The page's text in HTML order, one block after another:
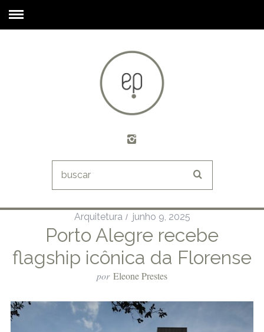
Arquitetura junho 9, 2025
Porto Alegre recebe
flagship icônica da Florense
por Eleone Prestes